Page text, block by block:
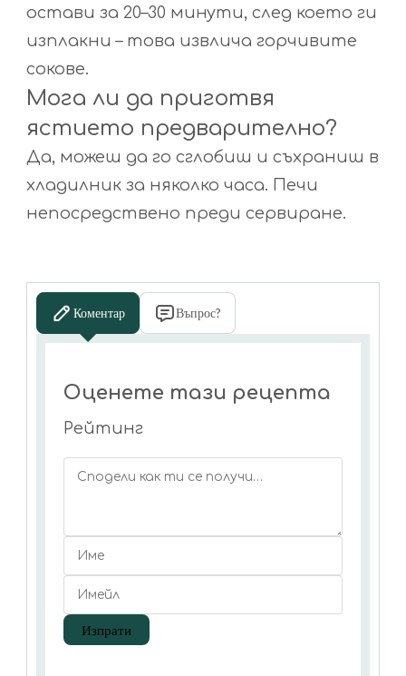
остави за 20–30 минути, след което ги
изплакни – това извлича горчивите
сокове.
Мога ли да приготвя
ястието предварително?
Да, можеш да го сглобиш и съхраниш в
хладилник за няколко часа. Печи
непосредствено преди сервиране.
Коментар Въпрос?
Оценете тази рецепта
Рейтинг